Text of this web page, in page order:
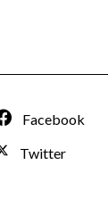
Facebook
Twitter